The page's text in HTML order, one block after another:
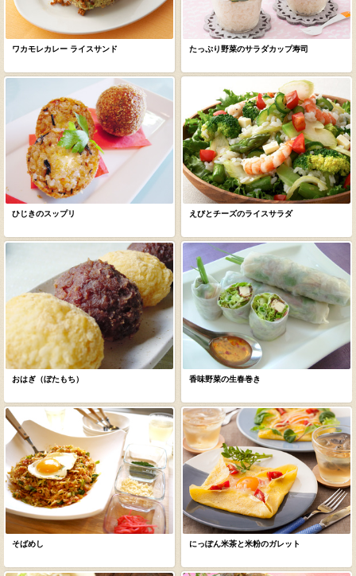
ワカモレカレー ライスサンド たっぷり野菜のサラダカップ寿司
ひじきのスップリ えびとチーズのライスサラダ
おはぎ（ぼたもち） 香味野菜の生春巻き
そばめし にっぽん米茶と米粉のガレット